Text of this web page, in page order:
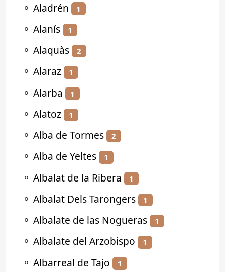
⚬ Aladrén 1
⚬ Alanís 1
⚬ Alaquàs 2
⚬ Alaraz 1
⚬ Alarba 1
⚬ Alatoz 1
⚬ Alba de Tormes 2
⚬ Alba de Yeltes 1
⚬ Albalat de la Ribera 1
⚬ Albalat Dels Tarongers 1
⚬ Albalate de las Nogueras 1
⚬ Albalate del Arzobispo 1
⚬ Albarreal de Tajo 1